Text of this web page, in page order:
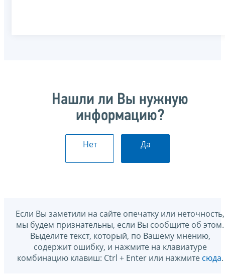
Нашли ли Вы нужную
информацию?
Нет Да
Если Вы заметили на сайте опечатку или неточность,
мы будем признательны, если Вы сообщите об этом.
Выделите текст, который, по Вашему мнению,
содержит ошибку, и нажмите на клавиатуре
комбинацию клавиш: Ctrl + Enter или нажмите сюда.